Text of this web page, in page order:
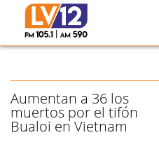
China: Marcada caída de
las inversiones del
capital global
Aumentan a 36 los
muertos por el tifón
Bualoi en Vietnam